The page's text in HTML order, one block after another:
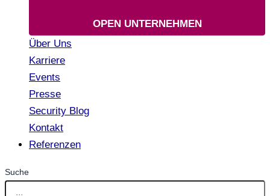
OPEN UNTERNEHMEN
Über Uns
Karriere
Events
Presse
Security Blog
Kontakt
Referenzen
Suche